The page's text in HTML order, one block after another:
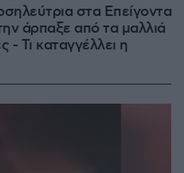
στα Επείγοντα
άρπαξε από τα μαλλιά
- Τι καταγγέλλει η